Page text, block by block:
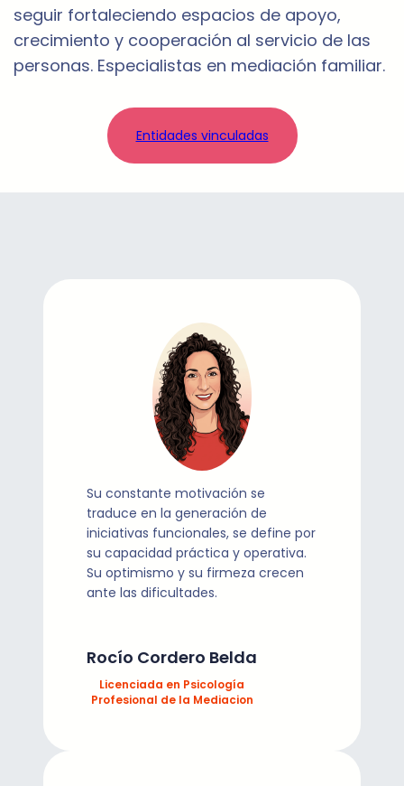
seguir fortaleciendo espacios de apoyo,
crecimiento y cooperación al servicio de las
personas. Especialistas en mediación familiar.
Entidades vinculadas
Su constante motivación se
traduce en la generación de
iniciativas funcionales, se define por
su capacidad práctica y operativa.
Su optimismo y su firmeza crecen
ante las dificultades.
Rocío Cordero Belda
Licenciada en Psicología
Profesional de la Mediacion